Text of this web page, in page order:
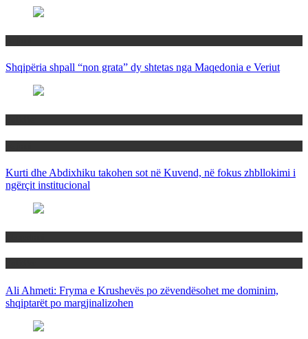
Shqipëria shpall “non grata” dy shtetas nga Maqedonia e Veriut
Kurti dhe Abdixhiku takohen sot në Kuvend, në fokus zhbllokimi i
ngërçit institucional
Ali Ahmeti: Fryma e Krushevës po zëvendësohet me dominim,
shqiptarët po margjinalizohen